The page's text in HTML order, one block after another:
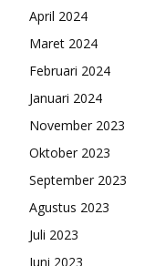
April 2024
Maret 2024
Februari 2024
Januari 2024
November 2023
Oktober 2023
September 2023
Agustus 2023
Juli 2023
Juni 2023